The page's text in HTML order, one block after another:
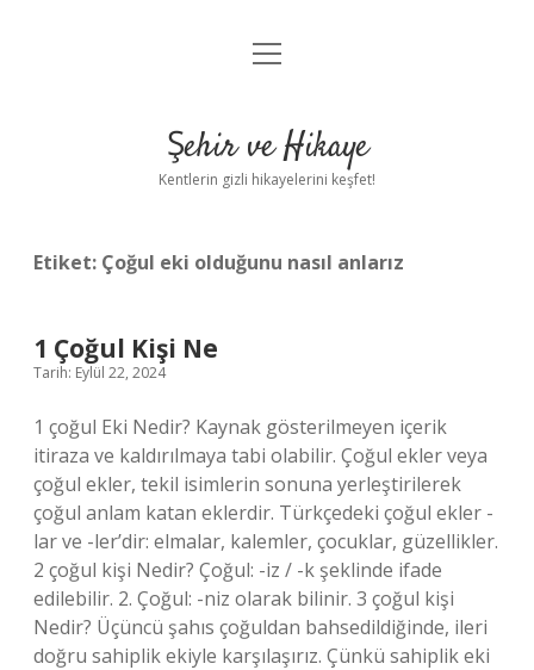
Anasayfa
Yasal Uyarı
menüyü
Şehir ve Hikaye
Kentlerin gizli hikayelerini keşfet!
Etiket: Çoğul eki olduğunu nasıl anlarız
1 Çoğul Kişi Ne
Tarih: Eylül 22, 2024
1 çoğul Eki Nedir? Kaynak gösterilmeyen içerik
itiraza ve kaldırılmaya tabi olabilir. Çoğul ekler veya
çoğul ekler, tekil isimlerin sonuna yerleştirilerek
çoğul anlam katan eklerdir. Türkçedeki çoğul ekler -
lar ve -ler’dir: elmalar, kalemler, çocuklar, güzellikler.
2 çoğul kişi Nedir? Çoğul: -iz / -k şeklinde ifade
edilebilir. 2. Çoğul: -niz olarak bilinir. 3 çoğul kişi
Nedir? Üçüncü şahıs çoğuldan bahsedildiğinde, ileri
doğru sahiplik ekiyle karşılaşırız. Çünkü sahiplik eki